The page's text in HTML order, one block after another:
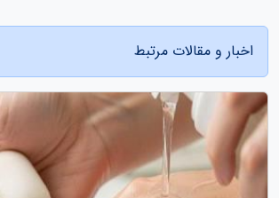
اخبار و مقالات مرتبط